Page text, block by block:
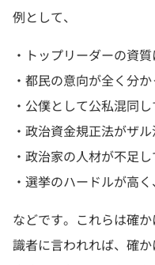
例として、
・トップリーダーの資
・都民の意向が全く分
・公僕として公私混同
・政治資金規正法がザ
・政治家の人材が不足
・選挙のハードルが高
などです。これらは確
識者に言われれば、確